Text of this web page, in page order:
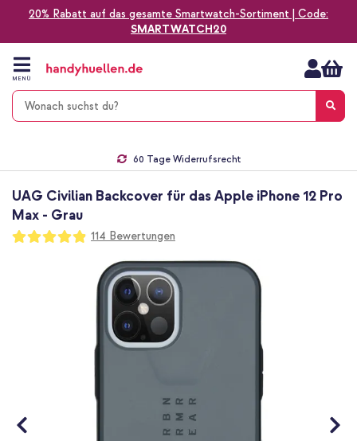
20% Rabatt auf das gesamte Smartwatch-Sortiment | Code:
SMARTWATCH20
Zum
Inhalt
springen
MENÜ
60 Tage Widerrufsrecht
UAG Civilian Backcover für das Apple iPhone 12 Pro
Max - Grau
Bewertung:
97
100
114 Bewertungen